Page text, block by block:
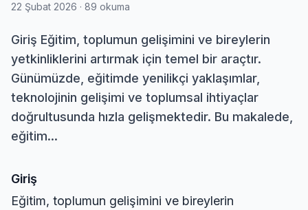
22 Şubat 2026 · 89 okuma
Giriş Eğitim, toplumun gelişimini ve bireylerin
yetkinliklerini artırmak için temel bir araçtır.
Günümüzde, eğitimde yenilikçi yaklaşımlar,
teknolojinin gelişimi ve toplumsal ihtiyaçlar
doğrultusunda hızla gelişmektedir. Bu makalede,
eğitim...
Giriş
Eğitim, toplumun gelişimini ve bireylerin